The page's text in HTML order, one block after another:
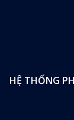
HỆ THỐNG